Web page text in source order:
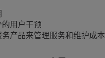
用户干预
产品来管理服务和维护成本